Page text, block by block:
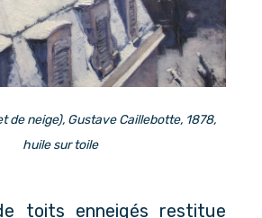
de neige), Gustave Caillebotte, 1878,
huile sur toile
toits enneigés restitue